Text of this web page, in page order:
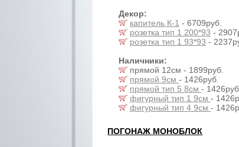
Декор:
капитель К-1 - 6709руб.
розетка тип 1 200*93 -
розетка тип 1 93*93 -
Наличники:
прямой 12см - 1899руб.
прямой 9см - 1426руб.
прямой тип 5 8см - 1426руб.
фигурный тип 1 9см -
фигурный тип 4 9см -
ПОГОНАЖ МОНОБЛОК